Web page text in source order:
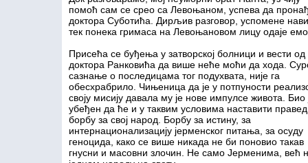
помоћ сам се срео са Левоњаном, успева да
доктора Суботића. Дирљив разговор, успомене
тек понека гримаса на Левоњановом лицу одаје
Присећа се буђења у затворској болници и вести од
доктора Ранковића да више неће моћи да хода.
сазнање о последицама тог подухвата, није га
обесхрабрило. Чињеница да је у потпуности
своју мисију давала му је нове импулсе живота. Био
убеђен да ће и у таквим условима наставити
борбу за свој народ. Борбу за истину, за
интернационализацију јерменског питања, за осуду
геноцида, како се више никада не би поновио такав
гнусни и масовни злочин. Не само Јерменима, већ